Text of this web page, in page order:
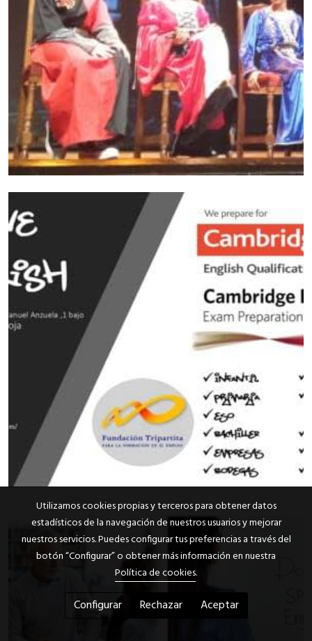
Utilizamos cookies propias y terceros para obtener datos
estadísticos de la navegación de nuestros usuarios y mejorar
nuestros servicios. Puedes configurar tus preferencias a través del
botón “Configurar” o obtener más información en nuestra
Política de cookies.
Configurar Rechazar Aceptar